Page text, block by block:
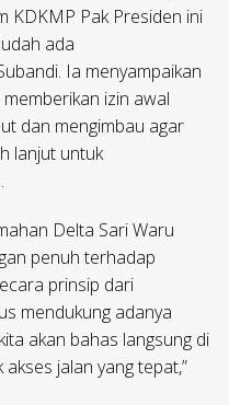
KDKMP Pak Presiden ini
ada
Ia menyampaikan
izin awal
dan mengimbau agar
lanjut untuk
Delta Sari Waru
penuh terhadap
prinsip dari
mendukung adanya
akan bahas langsung di
jalan yang tepat,”